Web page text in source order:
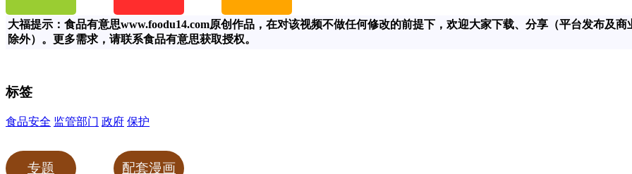
大福提示：食品有意思www.foodu14.com原创作品，在对该视频不做任何修改的前提下，欢迎大家下载、分享（平台发布及商
除外）。更多需求，请联系食品有意思获取授权。
标签
食品安全 监管部门 政府 保护
专题 配套漫画